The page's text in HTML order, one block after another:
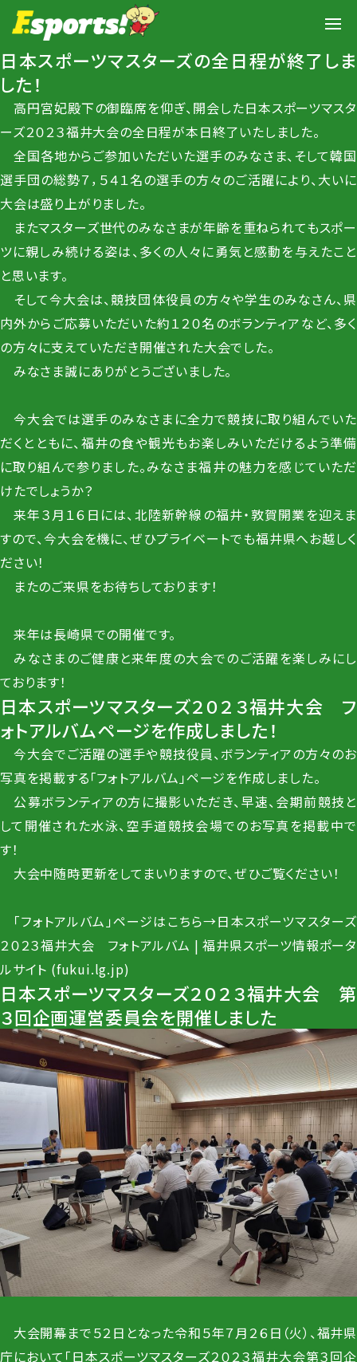
日本スポーツマスターズの全日程が終了しま
した！
高円宮妃殿下の御臨席を仰ぎ、開会した日本スポーツマスタ
ーズ２０２３福井大会の全日程が本日終了いたしました。
全国各地からご参加いただいた選手のみなさま、そして韓国
選手団の総勢７，５４１名の選手の方々のご活躍により、大いに
大会は盛り上がりました。
またマスターズ世代のみなさまが年齢を重ねられてもスポー
ツに親しみ続ける姿は、多くの人々に勇気と感動を与えたこと
と思います。
そして今大会は、競技団体役員の方々や学生のみなさん、県
内外からご応募いただいた約１２０名のボランティアなど、多く
の方々に支えていただき開催された大会でした。
みなさま誠にありがとうございました。
今大会では選手のみなさまに全力で競技に取り組んでいた
だくとともに、福井の食や観光もお楽しみいただけるよう準備
に取り組んで参りました。みなさま福井の魅力を感じていただ
けたでしょうか？
来年３月１６日には、北陸新幹線の福井・敦賀開業を迎えま
すので、今大会を機に、ぜひプライベートでも福井県へお越しく
ださい！
またのご来県をお待ちしております！
来年は長崎県での開催です。
みなさまのご健康と来年度の大会でのご活躍を楽しみにし
ております！
日本スポーツマスターズ２０２３福井大会 フ
ォトアルバムページを作成しました！
今大会でご活躍の選手や競技役員、ボランティアの方々のお
写真を掲載する「フォトアルバム」ページを作成しました。
公募ボランティアの方に撮影いただき、早速、会期前競技と
して開催された水泳、空手道競技会場でのお写真を掲載中で
す！
大会中随時更新をしてまいりますので、ぜひご覧ください！
「フォトアルバム」ページはこちら→日本スポーツマスターズ
２０２３福井大会 フォトアルバム | 福井県スポーツ情報ポータ
ルサイト (fukui.lg.jp)
日本スポーツマスターズ２０２３福井大会 第
３回企画運営委員会を開催しました
大会開幕まで５２日となった令和５年７月２６日（火）、福井県
庁において「日本スポーツマスターズ２０２３福井大会第３回企